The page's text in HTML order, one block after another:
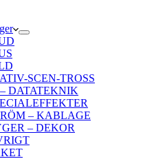
SCEN-TROSS
DATATEKNIK
– KABLAGE
– DEKOR